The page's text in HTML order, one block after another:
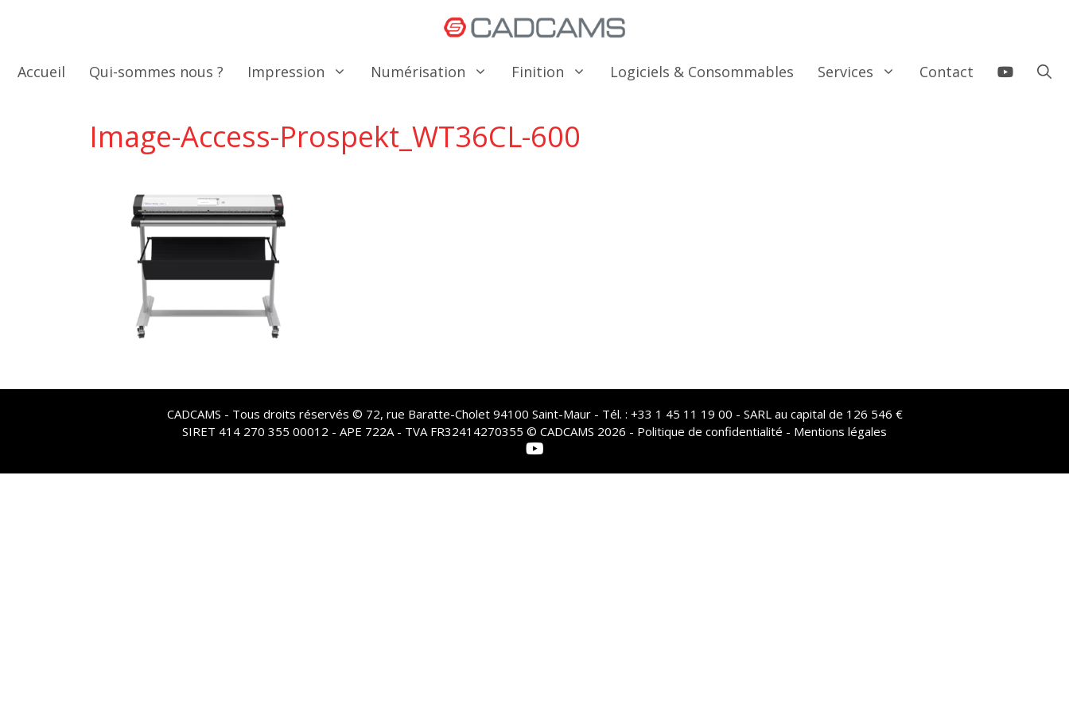
Accueil Qui-sommes nous ? Impression Numérisation Finition Logiciels & Consommables Services Contact
Image-Access-Prospekt_WT36CL-600
CADCAMS - Tous droits réservés © 72, rue Baratte-Cholet 94100 Saint-Maur - Tél. : +33 1 45 11 19 00 - SARL au capital de 126 546 €
SIRET 414 270 355 00012 - APE 722A - TVA FR32414270355 © CADCAMS 2026 - Politique de confidentialité - Mentions légales